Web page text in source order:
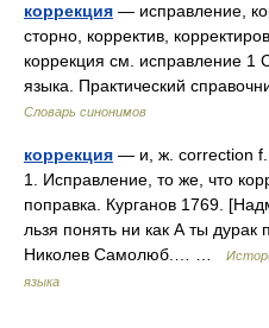
коррекция — исправление,
сторно, корректив,
коррекция см. исправление 1
языка. Практический
Словарь синонимов
коррекция — и, ж. correction
1. Исправление, то же, что
поправка. Курганов 1769.
льзя понять ни как А ты
Николев Самолюб.… …
языка